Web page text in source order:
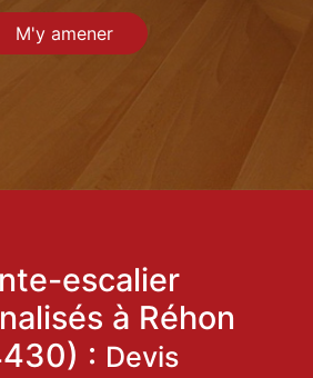
M'y amener
escalier
à Réhon
: Devis